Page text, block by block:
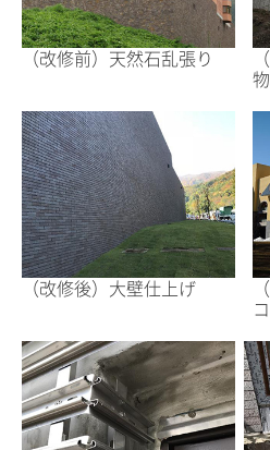
（改修前）天然石乱張り
（改修後）大壁仕上げ